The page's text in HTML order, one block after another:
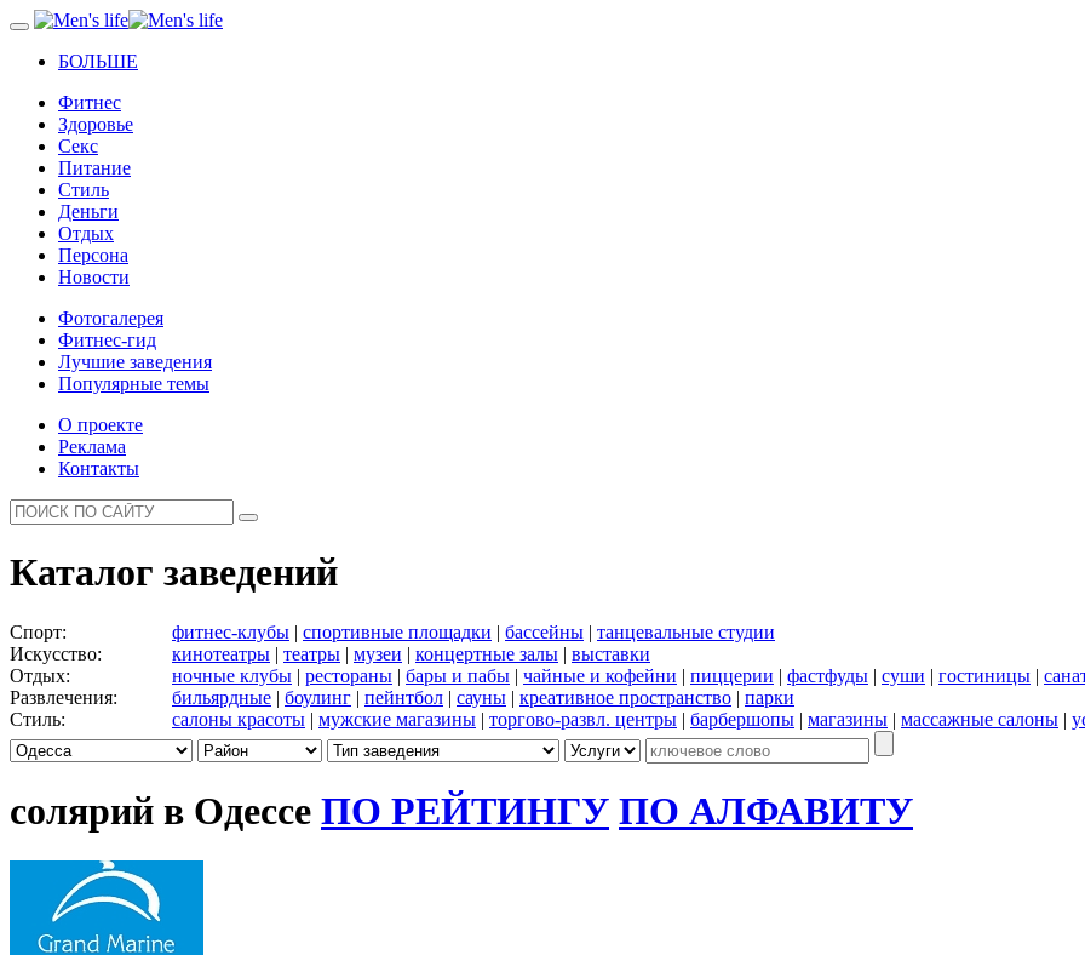
БОЛЬШЕ
Фитнес
Здоровье
Секс
Питание
Стиль
Деньги
Отдых
Персона
Новости
Фотогалерея
Фитнес-гид
Лучшие заведения
Популярные темы
О проекте
Реклама
Контакты
Каталог заведений
Спорт: фитнес-клубы | спортивные площадки | бассейны | танцевальные студии
Искусство:
кинотеатры | театры | музеи | концертные залы | выставки
Отдых:
ночные клубы | рестораны | бары и пабы | чайные и кофейни | пиццерии | фастфуды | суши | гостиницы |
Развлечения:
бильярдные | боулинг | пейнтбол | сауны | креативное пространство | парки
Стиль:
салоны красоты | мужские магазины | торгово-развл. центры | барбершопы | магазины | массажные салоны |
солярий в Одессе ПО РЕЙТИНГУ ПО АЛФАВИТУ